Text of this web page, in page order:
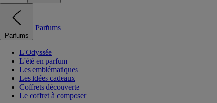
Parfums
Parfums
L'Odyssée
L'été en parfum
Les emblématiques
Les idées cadeaux
Coffrets découverte
Le coffret à composer